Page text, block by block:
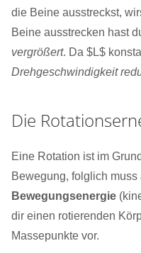
die Beine ausstreckst,
Beine ausstrecken hast
vergrößert. Da $L$
Drehgeschwindigkeit
Die
Eine Rotation ist im
Bewegung, folglich
Bewegungsenergie
dir einen rotierenden
Massepunkte vor.